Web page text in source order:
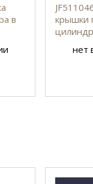
в
крышки
нет